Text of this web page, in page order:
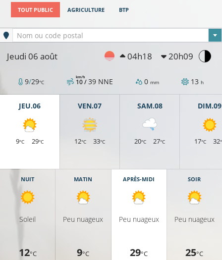
TOUT PUBLIC AGRICULTURE BTP
Ville sélectionnée
Nom ou code postal
Jeudi 06 août 04h18 20h09
9/29°C 10 /
km/h 39 NNE 0 mm 13 h
JEU.06
9°C 29°C
VEN.07
12°C 33°C
SAM.08
20°C 27°C
DIM.09
17°C 32
NUIT
Soleil
12°C
MATIN
Peu nuageux
9°C
APRÈS-MIDI
Peu nuageux
29°C
SOIR
Peu nuageux
25°C
22°C
21°C
23°C